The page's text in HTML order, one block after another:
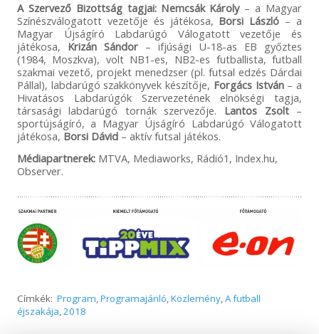
A Szervező Bizottság tagjai: Nemcsák Károly– a Magyar
Színészválogatott vezetője és játékosa, Borsi László – a
Magyar Újságíró Labdarúgó Válogatott vezetője és
játékosa, Krizán Sándor– ifjúsági U-18-as EB győztes
(1984, Moszkva), volt NB1-es, NB2-es futballista, futball
szakmai vezető, projekt menedzser (pl. futsal edzés Dárdai
Pállal), labdarúgó szakkönyvek készítője, Forgács István– a
Hivatásos Labdarúgók Szervezetének elnökségi tagja,
társasági labdarúgó tornák szervezője. Lantos Zsolt–
sportújságíró, a Magyar Újságíró Labdarúgó Válogatott
játékosa, Borsi Dávid– aktív futsal játékos.
Médiapartnerek:MTVA, Mediaworks, Rádió1, Index.hu,
Observer.
Címkék: Program,Programajánló,Közlemény,A futball
éjszakája,2018